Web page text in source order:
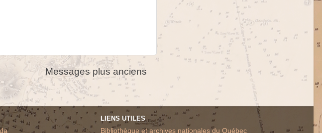
Messages plus anciens
LIENS UTILES
Bibliothèque et archives nationales du Québec